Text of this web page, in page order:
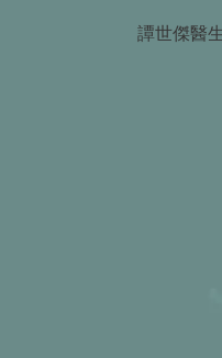
譚世傑醫生